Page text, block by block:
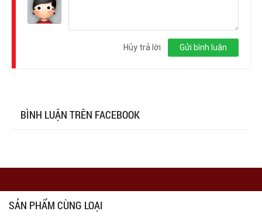
Gửi bình luận
Hủy trả lời
BÌNH LUẬN TRÊN FACEBOOK
SẢN PHẨM CÙNG LOẠI